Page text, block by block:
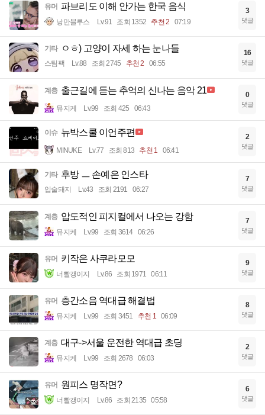
유머 파브리도 이해 안가는 한국 음식
낭만블루스 Lv.91 조회 1352 추천 2 07:19
3
댓글
기타 ㅇㅎ) 고양이 자세 하는 눈나들
스팀팩 Lv.88 조회 2745 추천 2 06:55
16
댓글
계층 출근길에 듣는 추억의 신나는 음악 21
뮤지케 Lv.99 조회 425 06:43
0
댓글
이슈 뉴박스쿨 이언주편
MINUKE Lv.77 조회 813 추천 1 06:41
2
댓글
기타 후방 ㅡ 손예은 인스타
입술돼지 Lv.43 조회 2191 06:27
7
댓글
계층 압도적인 피지컬에서 나오는 강함
뮤지케 Lv.99 조회 3614 06:26
7
댓글
유머 키작은 사쿠라모모
너빨갱이지 Lv.86 조회 1971 06:11
9
댓글
유머 층간소음 역대급 해결법
뮤지케 Lv.99 조회 3451 추천 1 06:09
8
댓글
계층 대구->서울 운전한 역대급 초딩
뮤지케 Lv.99 조회 2678 06:03
2
댓글
유머 원피스 명작면?
너빨갱이지 Lv.86 조회 2135 05:58
6
댓글